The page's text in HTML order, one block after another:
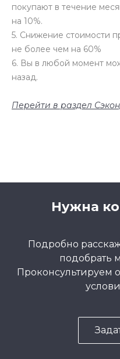
покупают в течение
на 10%.
5. Снижение стоимости
не более чем на 60%
6. Вы в любой момент
назад.
Перейти в раздел
Нужна
Подробно
подобрать
Проконсультируем